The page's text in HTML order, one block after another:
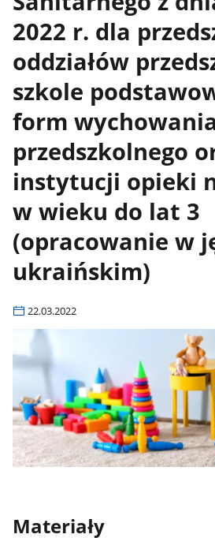
2022 r. dla
oddziałów
szkole
form
przedszkolnego
instytucji opieki
w wieku do lat 3
(opracowanie w
ukraińskim)
22.03.2022
Materiały